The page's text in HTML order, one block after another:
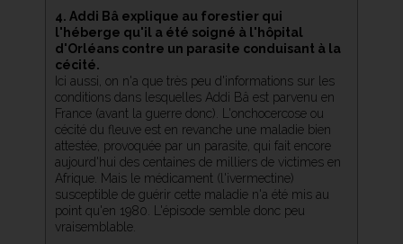
4. Addi Bâ explique au forestier qui
l'héberge qu'il a été soigné à l'hôpital
d'Orléans contre un parasite conduisant à la
cécité.
Ici aussi, on n'a que très peu d'informations sur les
conditions dans lesquelles Addi Bâ est parvenu en
France (avant la guerre donc). L'onchocercose ou
cécité du fleuve est en revanche une maladie bien
attestée, provoquée par un parasite, qui fait encore
aujourd'hui des centaines de milliers de victimes en
Afrique. Mais le médicament (l'ivermectine)
susceptible de guérir cette maladie n'a été mis au
point qu'en 1980. L'épisode semble donc peu
vraisemblable.